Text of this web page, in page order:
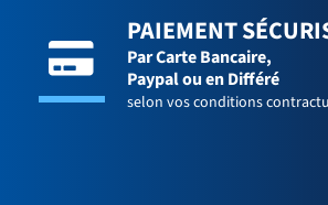
PAIEMENT
Par Carte Bancaire,
Paypal ou en Différé
selon vos conditions